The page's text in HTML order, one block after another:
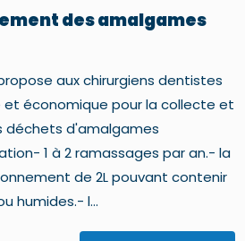
des amalgames
aux chirurgiens dentistes
économique pour la collecte et
déchets d'amalgames
1 à 2 ramassages par an.- la
de 2L pouvant contenir
humides.- l...